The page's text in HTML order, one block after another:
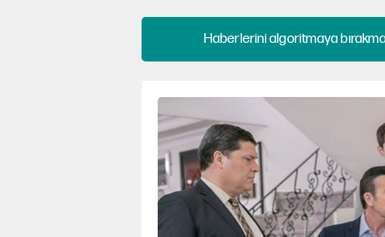
Haberlerini algoritmaya